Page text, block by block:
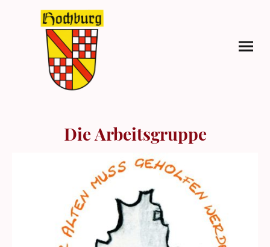
Die Arbeitsgruppe